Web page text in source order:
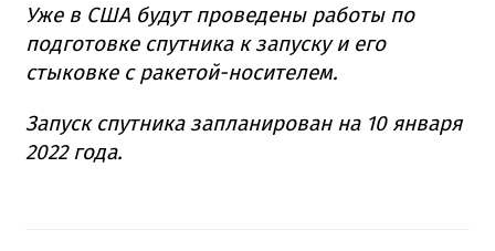
Уже в США будут проведены работы по
подготовке спутника к запуску и его
стыковке с ракетой-носителем.
Запуск спутника запланирован на 10 января
2022 года.